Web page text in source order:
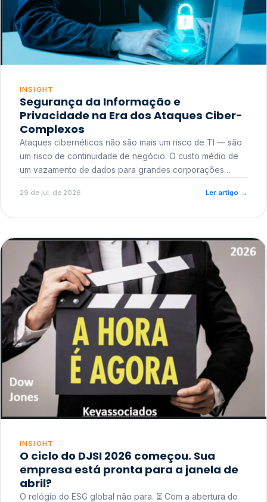
INSIGHT
Segurança da Informação e
Privacidade na Era dos Ataques Ciber-
Complexos
Ataques cibernéticos não são mais um risco de TI — são
um risco de continuidade de negócio. O custo médio de
um vazamento de dados para grandes corporações
reputacional e o risco regulatório junto a órgãos como a
29 de jul. de 2026 Ler artigo →
INSIGHT
O ciclo do DJSI 2026 começou. Sua
empresa está pronta para a janela de
abril?
O relógio do ESG global não para. ⏳ Com a abertura do